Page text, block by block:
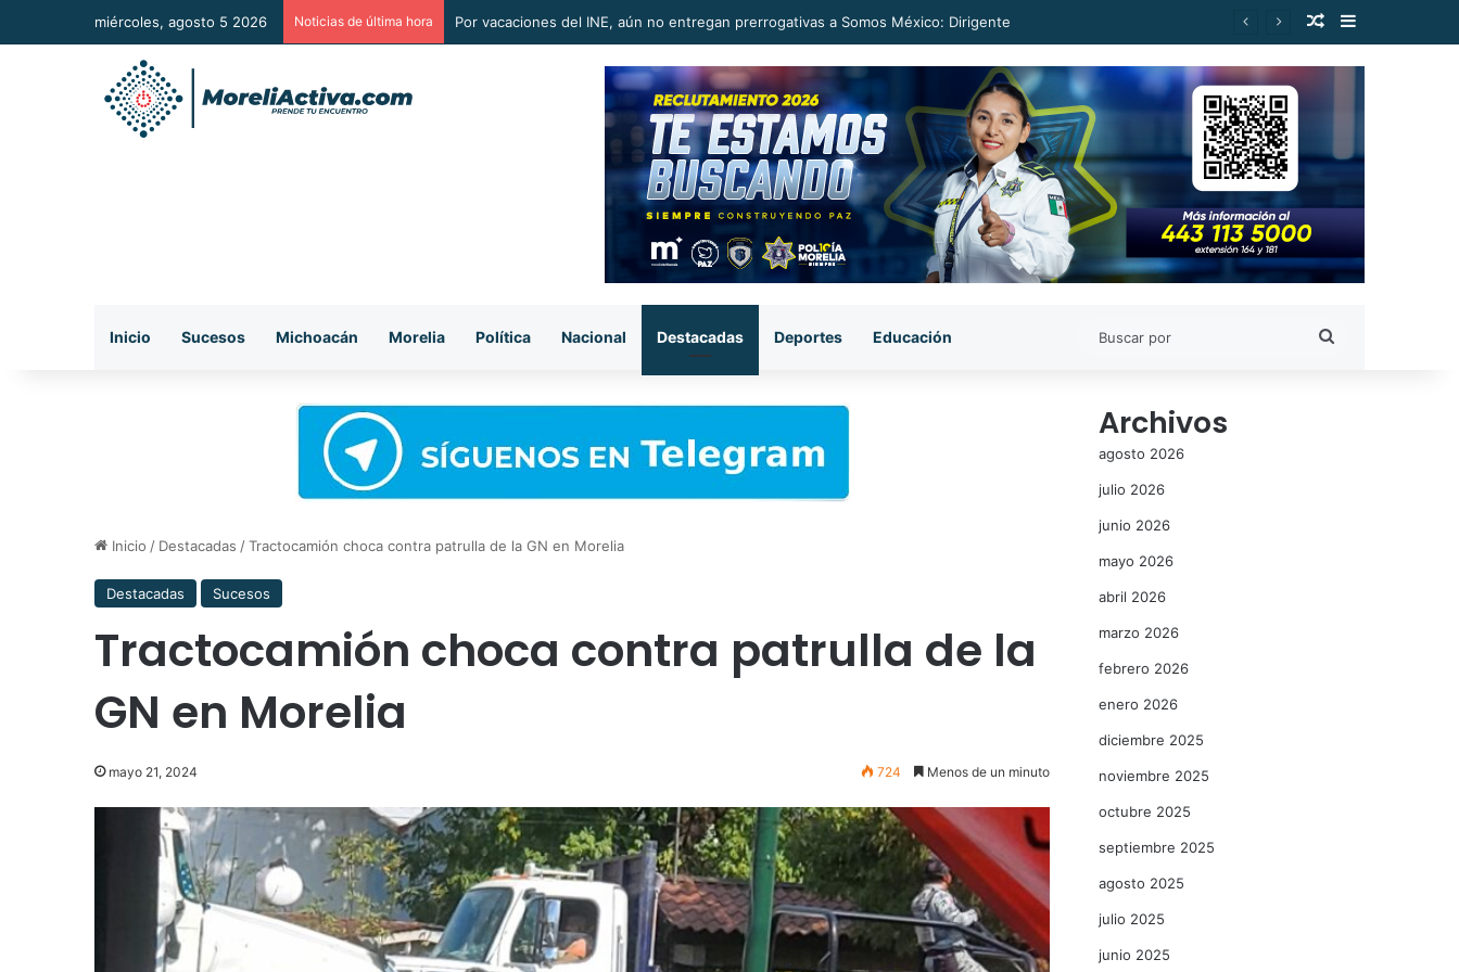
miércoles, agosto 5 2026 Noticias de última hora La justicia no debe ponerse en pausa por temas electorales: Toño Carreño Publicación al
Barra lateral
Inicio Sucesos Michoacán Morelia Política Nacional Destacadas Deportes Educación
Inicio / Destacadas /Tractocamión choca contra patrulla de la GN en Morelia
Destacadas Sucesos
Tractocamión choca contra patrulla de la
GN en Morelia
mayo 21, 2024 724 Menos de un minuto
Archivos
agosto 2026
julio 2026
junio 2026
mayo 2026
abril 2026
marzo 2026
febrero 2026
enero 2026
diciembre 2025
noviembre 2025
octubre 2025
septiembre 2025
agosto 2025
julio 2025
junio 2025